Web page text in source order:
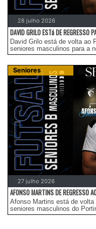
28 julho 2026
DAVID GRILO ESTá DE REGRESSO
David Grilo está de volta ao
seniores masculinos para a
Seniores
27 julho 2026
AFONSO MARTINS DE REGRESSO
Afonso Martins está de
seniores masculinos do